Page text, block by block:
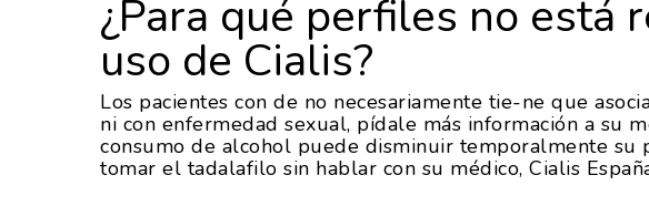
¿Para qué perfiles no está
uso de Cialis?
Los pacientes con de no necesariamente tie-ne que
ni con enfermedad sexual, pídale más información a su
consumo de alcohol puede disminuir temporalmente su
tomar el tadalafilo sin hablar con su médico, Cialis